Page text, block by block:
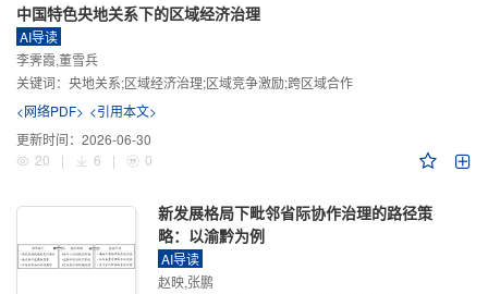
中国特色央地关系下的区域经济治理
AI导读
李霁霞,董雪兵
关键词： 央地关系;区域经济治理;区域竞争激励;跨区域合作
<网络PDF> <引用本文>
更新时间： 2026-06-30
20
| 6 | 0
新发展格局下毗邻省际协作治理的路径策
略：以渝黔为例
AI导读
赵映,张鹏